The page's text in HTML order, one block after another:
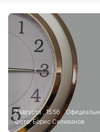
7 августа , 15:56
Фото:Борис Селиванов